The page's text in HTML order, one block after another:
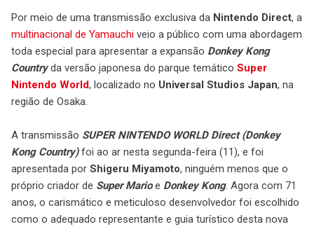
Por meio de uma transmissão exclusiva da Nintendo Direct, a
multinacional de Yamauchi veio a público com uma abordagem
toda especial para apresentar a expansão Donkey Kong
Countryda versão japonesa do parque temático Super
Nintendo World, localizado no Universal Studios Japan, na
região de Osaka.
A transmissão SUPER NINTENDO WORLD Direct (Donkey
Kong Country)foi ao ar nesta segunda-feira (11), e foi
apresentada por Shigeru Miyamoto, ninguém menos que o
próprio criador de Super Marioe Donkey Kong. Agora com 71
anos, o carismático e meticuloso desenvolvedor foi escolhido
como o adequado representante e guia turístico desta nova